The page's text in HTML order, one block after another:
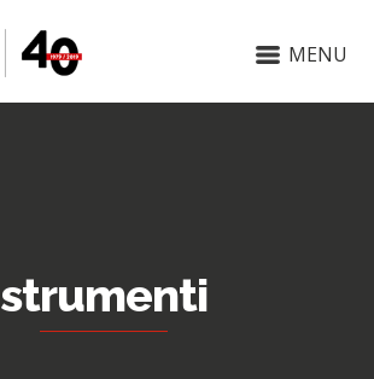
MENU
strumenti